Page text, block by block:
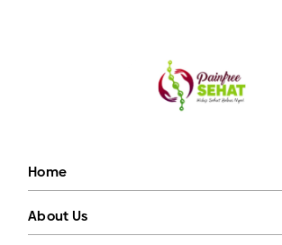
media sosial digital mereka
perubahan postur tubuh.
Home
About Us